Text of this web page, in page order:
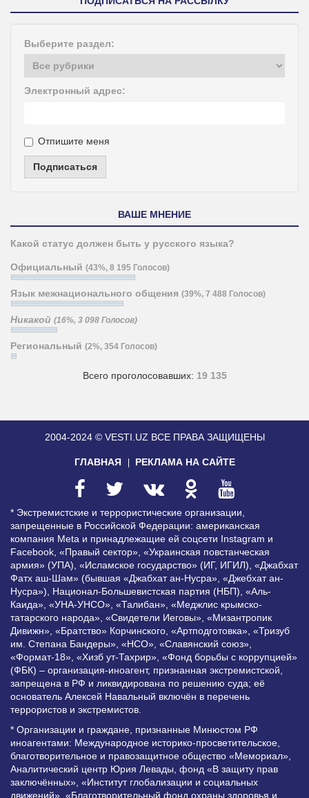
Выберите раздел:
Электронный адрес:
Отпишите меня
Подписаться
ВАШЕ МНЕНИЕ
Какой статус должен быть у русского языка?
Официальный (43%, 8 195 Голосов)
Язык межнационального общения (39%, 7 488 Голосов)
Никакой (16%, 3 098 Голосов)
Региональный (2%, 354 Голосов)
Всего проголосовавших: 19 135
2004-2024 © VESTI.UZ ВСЕ ПРАВА ЗАЩИЩЕНЫ
ГЛАВНАЯ РЕКЛАМА НА САЙТЕ
* Экстремистские и террористические организации,
запрещенные в Российской Федерации: американская
компания Meta и принадлежащие ей соцсети Instagram и
Facebook, «Правый сектор», «Украинская повстанческая
армия» (УПА), «Исламское государство» (ИГ, ИГИЛ), «Джабхат
Фатх аш-Шам» (бывшая «Джабхат ан-Нусра», «Джебхат ан-
Нусра»), Национал-Большевистская партия (НБП), «Аль-
Каида», «УНА-УНСО», «Талибан», «Меджлис крымско-
татарского народа», «Свидетели Иеговы», «Мизантропик
Дивижн», «Братство» Корчинского, «Артподготовка», «Тризуб
им. Степана Бандеры», «НСО», «Славянский союз»,
«Формат-18», «Хизб ут-Тахрир», «Фонд борьбы с коррупцией»
(ФБК) – организация-иноагент, признанная экстремистской,
запрещена в РФ и ликвидирована по решению суда; её
основатель Алексей Навальный включён в перечень
террористов и экстремистов.
* Организации и граждане, признанные Минюстом РФ
иноагентами: Международное историко-просветительское,
благотворительное и правозащитное общество «Мемориал»,
Аналитический центр Юрия Левады, фонд «В защиту прав
заключённых», «Институт глобализации и социальных
движений», «Благотворительный фонд охраны здоровья и